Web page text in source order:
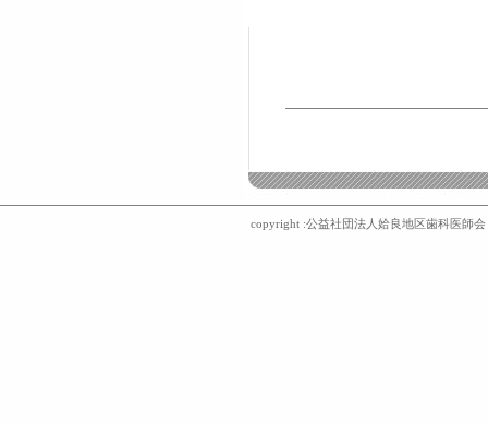
copyright :公益社団法人姶良地区歯科医師